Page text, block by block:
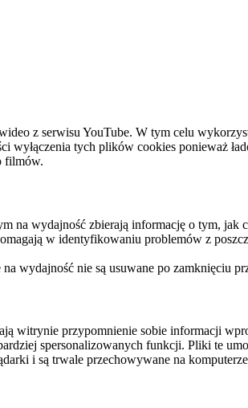
z serwisu YouTube. W tym celu
tych plików cookies ponieważ
filmów.
na wydajność zbierają informację o tym,
w identyfikowaniu problemów z
wydajność nie są usuwane po zamknięciu
witrynie przypomnienie sobie informacji
spersonalizowanych funkcji. Pliki te
i są trwale przechowywane na